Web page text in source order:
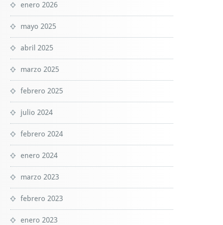
enero 2026
mayo 2025
abril 2025
marzo 2025
febrero 2025
julio 2024
febrero 2024
enero 2024
marzo 2023
febrero 2023
enero 2023